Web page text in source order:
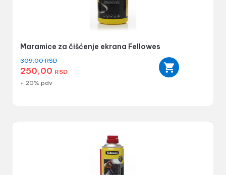
Maramice za čišćenje ekrana Fellowes
309,00RSD
250,00 RSD
+ 20% pdv